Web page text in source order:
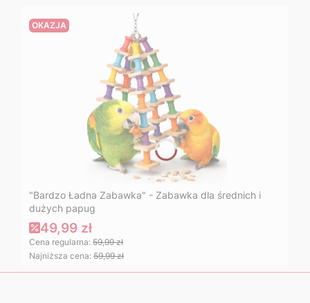
OKAZJA
"Bardzo Ładna Zabawka" - Zabawka dla średnich i
dużych papug
49,99 zł
Cena regularna: 59,99 zł
Najniższa cena: 59,99 zł